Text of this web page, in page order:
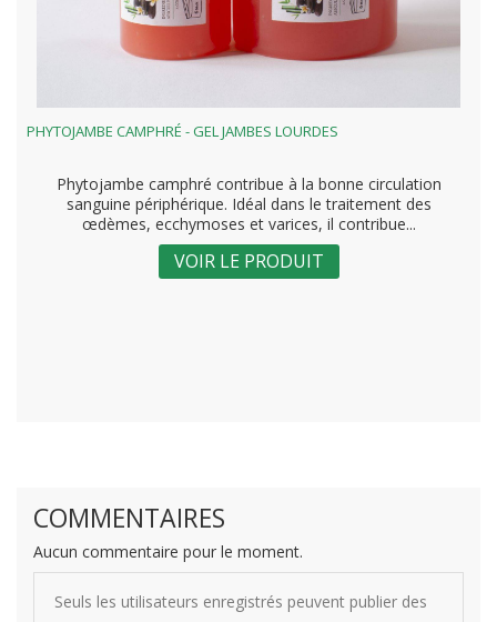
PHYTOJAMBE CAMPHRÉ - GEL JAMBES LOURDES
Phytojambe camphré contribue à la bonne circulation
sanguine périphérique. Idéal dans le traitement des
œdèmes, ecchymoses et varices, il contribue...
VOIR LE PRODUIT
COMMENTAIRES
Aucun commentaire pour le moment.
Seuls les utilisateurs enregistrés peuvent publier des